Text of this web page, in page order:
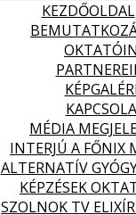
KEZDŐOLDAL
MÉDIA
INTERJÚ A FŐNIX
ALTERNATÍV
KÉPZÉSEK
SZOLNOK TV